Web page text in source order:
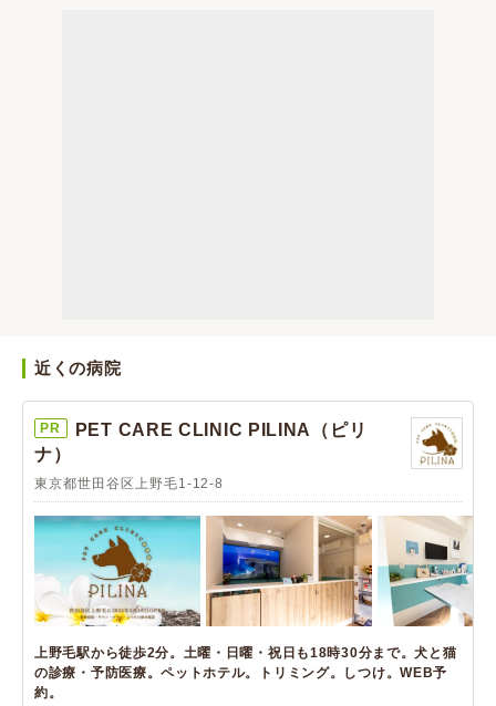
近くの病院
PR
PET CARE CLINIC PILINA（ピリ
ナ）
東京都世田谷区上野毛1-12-8
上野毛駅から徒歩2分。土曜・日曜・祝日も18時30分まで。犬と猫
の診療・予防医療。ペットホテル。トリミング。しつけ。WEB予
約。